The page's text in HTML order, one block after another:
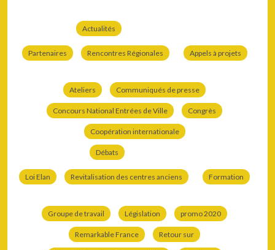
Actualités
Partenaires Rencontres Régionales Appels à projets
Ateliers Communiqués de presse
Concours National Entrées de Ville Congrès
Coopération internationale
Débats
Loi Elan Revitalisation des centres anciens Formation
Groupe de travail Législation promo 2020
Remarkable France Retour sur